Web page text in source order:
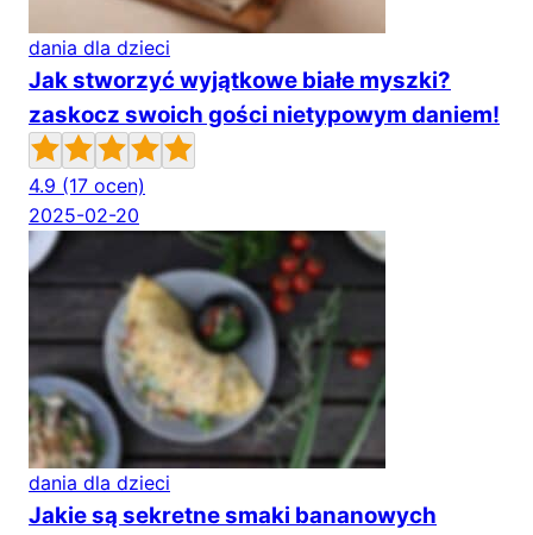
dania dla dzieci
Jak stworzyć wyjątkowe białe myszki?
zaskocz swoich gości nietypowym daniem!
4.9 (17 ocen)
2025-02-20
dania dla dzieci
Jakie są sekretne smaki bananowych